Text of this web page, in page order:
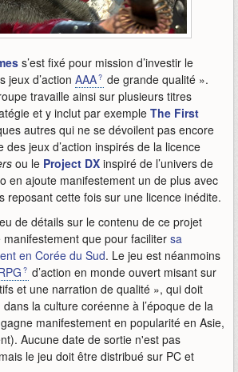
s’est fixé pour mission d’investir le
jeux d’action AAA
de grande qualité ».
travaille ainsi sur plusieurs titres
et y inclut par exemple The First
autres qui ne se dévoilent pas encore
des jeux d’action inspirés de la licence
ou le Project DX inspiré de l’univers de
en ajoute manifestement un de plus avec
reposant cette fois sur une licence inédite.
de détails sur le contenu de ce projet
que pour faciliter sa
en Corée du Sud. Le jeu est néanmoins
d’action en monde ouvert misant sur
et une narration de qualité », qui doit
la culture coréenne à l’époque de la
manifestement en popularité en Asie,
Aucune date de sortie n'est pas
le jeu doit être distribué sur PC et